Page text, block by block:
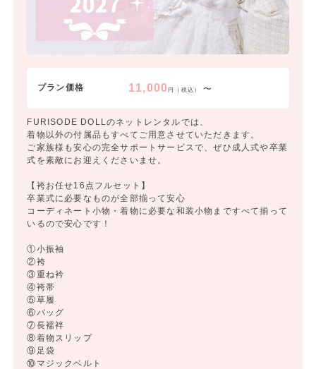
プラン価格 11,000円（税込） 〜
FURISODE DOLLのネットレンタルでは、
着物以外の付属品もすべてご用意させていただきます。
ご家族様も安心の完全サポートサービスで、ぜひ成人式や卒業
式を素敵にお迎えくださいませ。
【袴お任せ16点フルセット】
卒業式に必要なものが全部揃って安心
コーディネート小物・着物に必要な和装小物まですべて揃って
いるので安心です！
①小振袖
②袴
③重ね衿
④袴帯
⑤草履
⑥バッグ
⑦長襦袢
⑧着物スリップ
⑨足袋
⑩マジックベルト